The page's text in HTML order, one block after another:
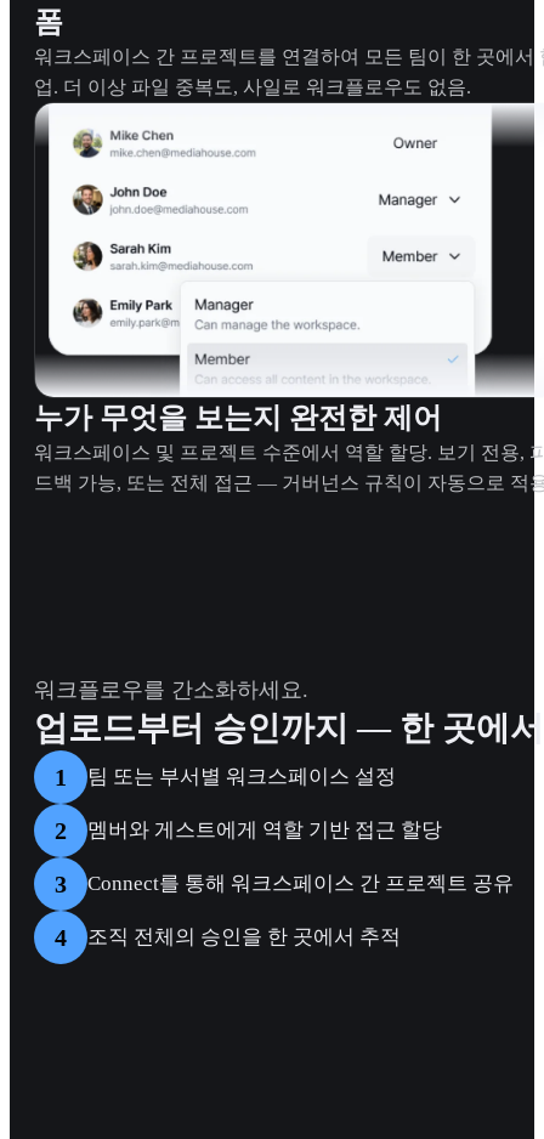
폼
워크스페이스 간 프로젝트를 연결하여 모든 팀이 한 곳에서
업. 더 이상 파일 중복도, 사일로 워크플로우도 없음.
누가 무엇을 보는지 완전한 제어
워크스페이스 및 프로젝트 수준에서 역할 할당. 보기 전용,
드백 가능, 또는 전체 접근 — 거버넌스 규칙이 자동으로 적
워크플로우를 간소화하세요.
업로드부터 승인까지 — 한 곳에
1 팀 또는 부서별 워크스페이스 설정
2 멤버와 게스트에게 역할 기반 접근 할당
3 Connect를 통해 워크스페이스 간 프로젝트 공유
4 조직 전체의 승인을 한 곳에서 추적